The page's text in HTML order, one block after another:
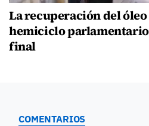
La recuperación del
hemiciclo parlamentario
final
COMENTARIOS